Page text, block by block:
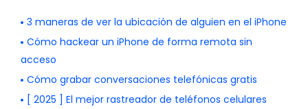
3 maneras de ver la ubicación de alguien en el iPhone
Cómo hackear un iPhone de forma remota sin
acceso
Cómo grabar conversaciones telefónicas gratis
[ 2025 ] El mejor rastreador de teléfonos celulares